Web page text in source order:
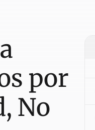
por
No